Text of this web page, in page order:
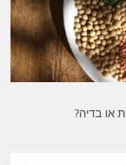
או בדיה?